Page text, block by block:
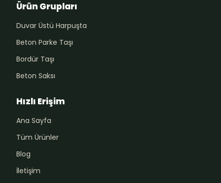
Ürün Grupları
Duvar Üstü Harpuşta
Beton Parke Taşı
Bordür Taşı
Beton Saksı
Hızlı Erişim
Ana Sayfa
Tüm Ürünler
Blog
İletişim